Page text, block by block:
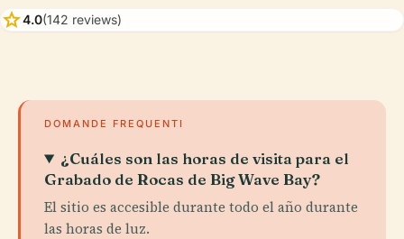
star4.0(142 reviews)
DOMANDE FREQUENTI
¿Cuáles son las horas de visita para el
Grabado de Rocas de Big Wave Bay?
El sitio es accesible durante todo el año durante
las horas de luz.